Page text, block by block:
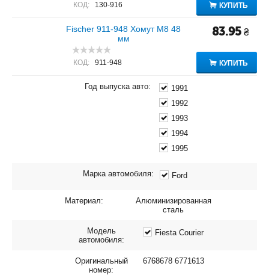
КОД: 130-916 КУПИТЬ
Fischer 911-948 Хомут M8 48
мм
КОД: 911-948
83.95 ₴
КУПИТЬ
Год выпуска авто:
1991
1992
1993
1994
1995
Марка автомобиля: Ford
Материал:
Алюминизированная
сталь
Модель
автомобиля:
Fiesta Courier
Оригинальный
номер:
6768678 6771613